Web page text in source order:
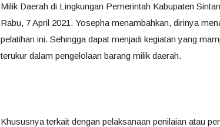
Milik Daerah di Lingkungan Pemerintah Kabupaten
Rabu, 7 April 2021. Yosepha menambahkan, dirinya
pelatihan ini. Sehingga dapat menjadi kegiatan yang
terukur dalam pengelolaan barang milik daerah.
Khususnya terkait dengan pelaksanaan penilaian atau